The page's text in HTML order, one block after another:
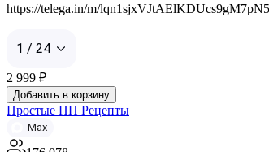
https://telega.in/m/
1 / 24
2 999 ₽
Добавить в корзину
Простые ПП Рецепты
Max